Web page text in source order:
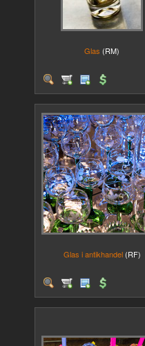
Glas (RM)
Glas i antikhandel (RF)